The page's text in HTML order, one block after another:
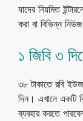
যাদের নিয়মিত
করা বা বিভিন্ন
১ জিবি ৩
৩৮ টাকাতে রবি
দিন। এখানে একটি
ব্যবহার করতে